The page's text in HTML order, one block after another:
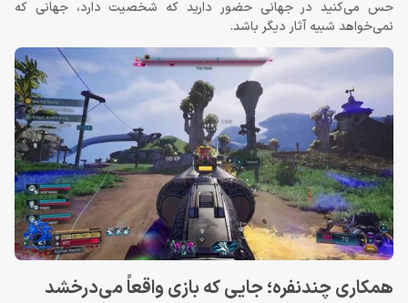
حس می‌کنید در جهانی حضور دارید که شخصیت دارد، جهانی که
نمی‌خواهد شبیه آثار دیگر باشد.
همکاری چندنفره؛ جایی که بازی واقعاً می‌درخشد